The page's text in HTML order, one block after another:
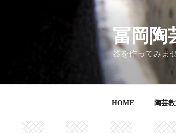
冨岡陶
器を作ってみま
HOME 陶芸